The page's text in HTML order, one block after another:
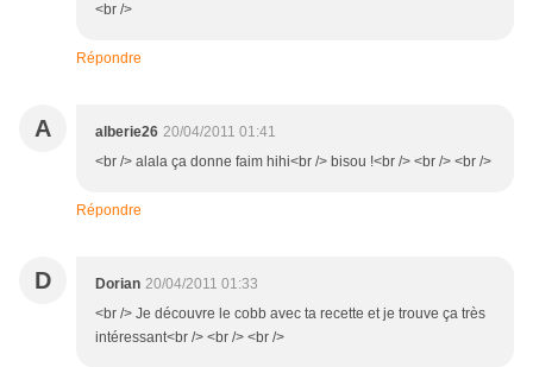
<br />
Répondre
A alberie26 20/04/2011 01:41
<br /> alala ça donne faim hihi<br /> bisou !<br /> <br /> <br />
Répondre
D Dorian 20/04/2011 01:33
<br /> Je découvre le cobb avec ta recette et je trouve ça très
intéressant<br /> <br /> <br />